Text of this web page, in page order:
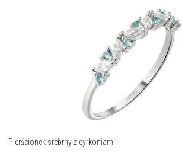
Pierścionek srebrny z cyrkoniami